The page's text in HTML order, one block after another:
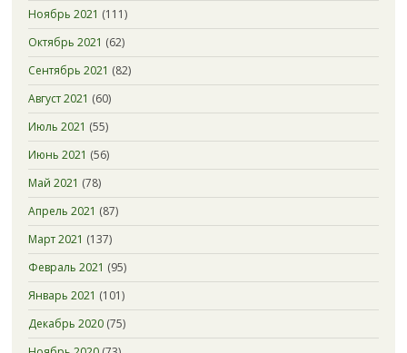
Ноябрь 2021 (111)
Октябрь 2021 (62)
Сентябрь 2021 (82)
Август 2021 (60)
Июль 2021 (55)
Июнь 2021 (56)
Май 2021 (78)
Апрель 2021 (87)
Март 2021 (137)
Февраль 2021 (95)
Январь 2021 (101)
Декабрь 2020(75)